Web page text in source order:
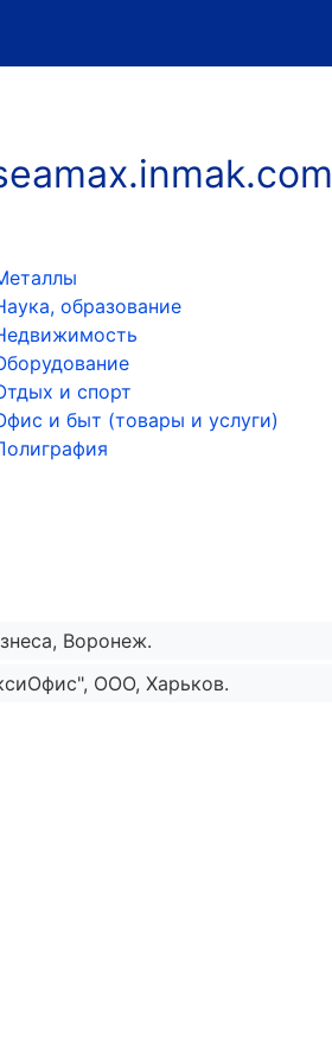
образование
и спорт
и быт (товары и услуги)
Воронеж.
ООО, Харьков.